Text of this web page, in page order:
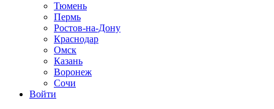
Тюмень
Пермь
Ростов-на-Дону
Краснодар
Омск
Казань
Воронеж
Сочи
Войти